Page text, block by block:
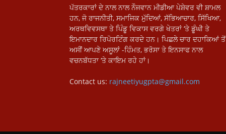
ਪੱਤਰਕਾਰਾਂ ਦੇ ਨਾਲ ਨਾਲ ਨੌਜਵਾਨ ਮੀਡੀਆ ਪੇਸ਼ੇਵਰ ਵੀ ਸ਼ਾਮਲ
ਹਨ, ਜੋ ਰਾਜਨੀਤੀ, ਸਮਾਜਿਕ ਮੁੱਦਿਆਂ, ਸੱਭਿਆਚਾਰ, ਸਿੱਖਿਆ,
ਅਰਥਵਿਵਸਥਾ ਤੇ ਪਿੰਡੂ ਵਿਕਾਸ ਵਰਗੇ ਖੇਤਰਾਂ ‘ਤੇ ਡੂੰਘੀ ਤੇ
ਇਮਾਨਦਾਰ ਰਿਪੋਰਟਿੰਗ ਕਰਦੇ ਹਨ। ਪਿਛਲੇ ਚਾਰ ਦਹਾਕਿਆਂ ਤੋਂ
ਅਸੀਂ ਆਪਣੇ ਅਸੂਲਾਂ -ਹਿੰਮਤ, ਭਰੋਸਾ ਤੇ ਇਨਸਾਫ ਨਾਲ
ਵਚਨਬੱਧਤਾ ‘ਤੇ ਕਾਇਮ ਰਹੇ ਹਾਂ।
Contact us: rajneetiyugpta@gmail.com